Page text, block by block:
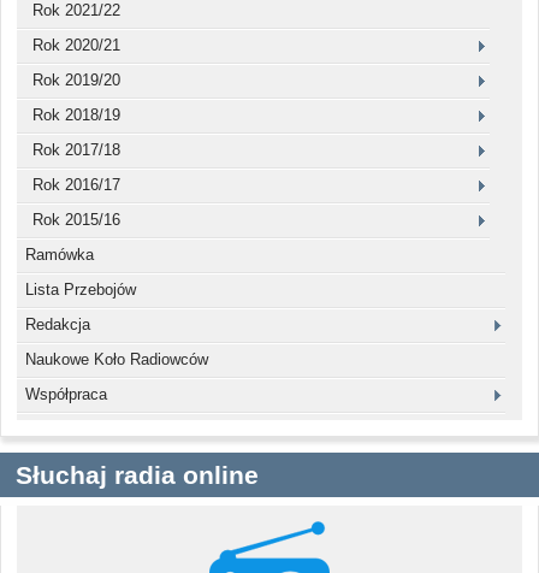
Rok 2021/22
Rok 2020/21
Rok 2019/20
Rok 2018/19
Rok 2017/18
Rok 2016/17
Rok 2015/16
Ramówka
Lista Przebojów
Redakcja
Naukowe Koło Radiowców
Współpraca
Słuchaj radia online